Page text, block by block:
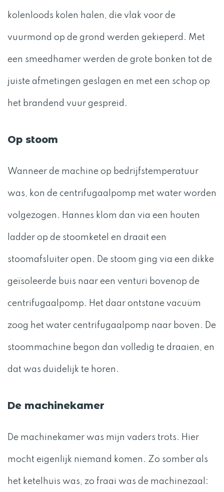
kolenloods kolen halen, die vlak voor de
vuurmond op de grond werden gekieperd. Met
een smeedhamer werden de grote bonken tot de
juiste afmetingen geslagen en met een schop op
het brandend vuur gespreid.
Op stoom
Wanneer de machine op bedrijfstemperatuur
was, kon de centrifugaalpomp met water worden
volgezogen. Hannes klom dan via een houten
ladder op de stoomketel en draait een
stoomafsluiter open. De stoom ging via een dikke
geïsoleerde buis naar een venturi bovenop de
centrifugaalpomp. Het daar ontstane vacuüm
zoog het water centrifugaalpomp naar boven. De
stoommachine begon dan volledig te draaien, en
dat was duidelijk te horen.
De machinekamer
De machinekamer was mijn vaders trots. Hier
mocht eigenlijk niemand komen. Zo somber als
het ketelhuis was, zo fraai was de machinezaal: